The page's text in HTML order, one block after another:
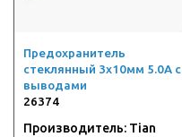
Предохранитель
стеклянный 3х10мм 5.0А с
выводами
26374
Производитель: Tian